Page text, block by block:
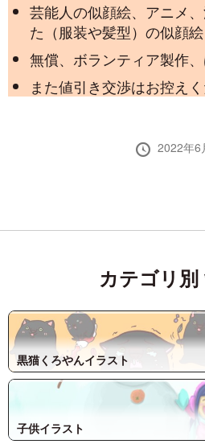
芸能人の似顔絵、アニメ
た（服装や髪型）の似顔絵
無償、ボランティア製作
また値引き交渉はお控えく
投
2022年6
カテゴリ別
黒猫くろやんイラスト
子供イラスト